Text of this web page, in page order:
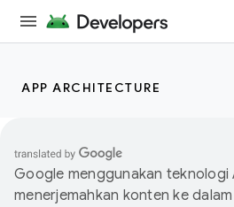
APP ARCHITECTURE
Google menggunakan teknologi
menerjemahkan konten ke